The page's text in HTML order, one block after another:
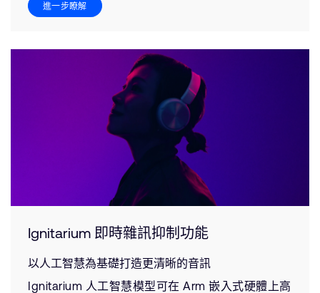
進一步瞭解
Ignitarium 即時雜訊抑制功能
以人工智慧為基礎打造更清晰的音訊
Ignitarium 人工智慧模型可在 Arm 嵌入式硬體上高